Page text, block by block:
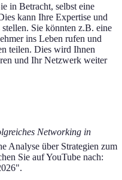
in Betracht, selbst eine
kann Ihre Expertise und
Sie könnten z.B. eine
ins Leben rufen und
teilen. Dies wird Ihnen
und Ihr Netzwerk weiter
Networking in
Analyse über Strategien zum
Sie auf YouTube nach: